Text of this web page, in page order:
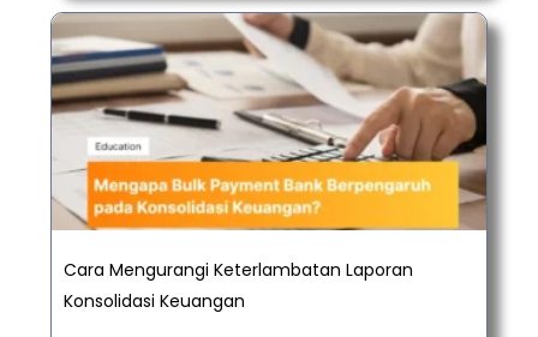
Cara Mengurangi Keterlambatan Laporan
Konsolidasi Keuangan